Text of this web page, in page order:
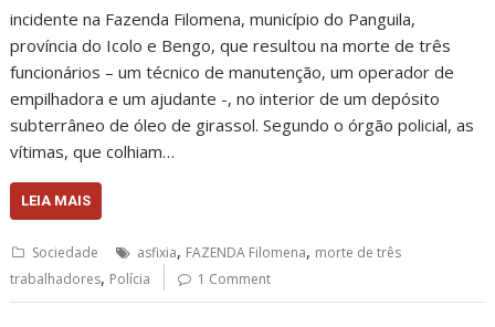
incidente na Fazenda Filomena, município do Panguila,
província do Icolo e Bengo, que resultou na morte de três
funcionários – um técnico de manutenção, um operador de
empilhadora e um ajudante -, no interior de um depósito
subterrâneo de óleo de girassol. Segundo o órgão policial, as
vítimas, que colhiam…
LEIA MAIS
Sociedade asfixia, FAZENDA Filomena, morte de três
trabalhadores, Polícia 1 Comment